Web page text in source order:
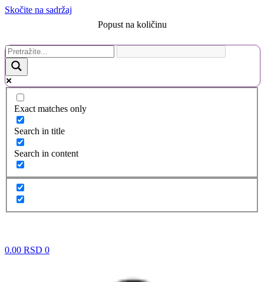
Skočite na sadržaj
Popust na količinu
Exact matches only
Search in title
Search in content
0.00 RSD 0